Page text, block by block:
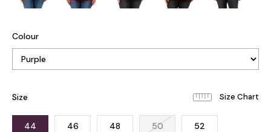
Colour
Size
44 46 48 50 52